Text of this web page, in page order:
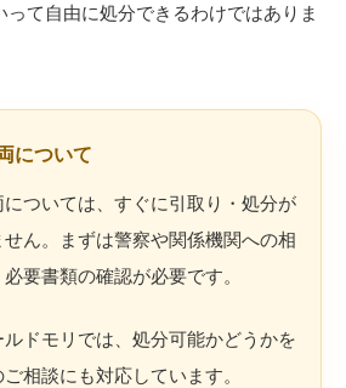
って自由に処分できるわけではありま
について
ついては、すぐに引取り・処分が
ん。まずは警察や関係機関への相
要書類の確認が必要です。
ドモリでは、処分可能かどうかを
相談にも対応しています。